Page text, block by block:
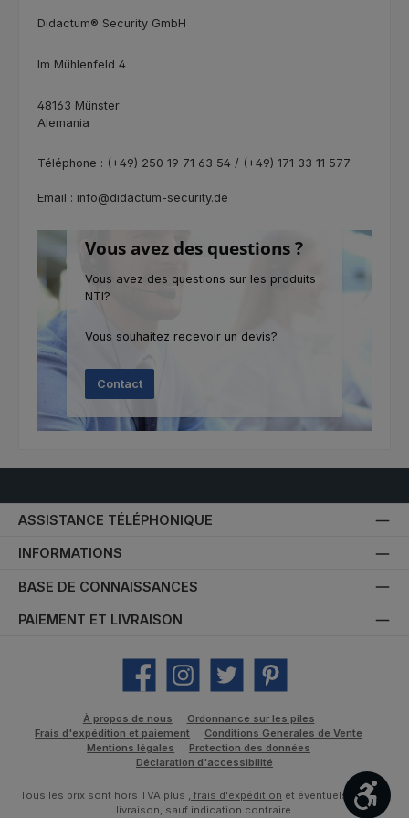
Didactum® Security GmbH
Im Mühlenfeld 4
48163 Münster
Alemania
Téléphone : (+49) 250 19 71 63 54 / (+49) 171 33 11 577
Email : info@didactum-security.de
Vous avez des questions ?
Vous avez des questions sur les produits
NTI?
Vous souhaitez recevoir un devis?
Contact
ASSISTANCE TÉLÉPHONIQUE
INFORMATIONS
BASE DE CONNAISSANCES
PAIEMENT ET LIVRAISON
Facebook Instagram Twitter Pinterest
À propos de nous
Ordonnance sur les piles
Frais d'expédition et paiement
Conditions Generales de Vente
Mentions légales
Protection des données
Déclaration d'accessibilité
Tous les prix sont hors TVA plus , frais d'expédition et éventuels frais de
livraison, sauf indication contraire.